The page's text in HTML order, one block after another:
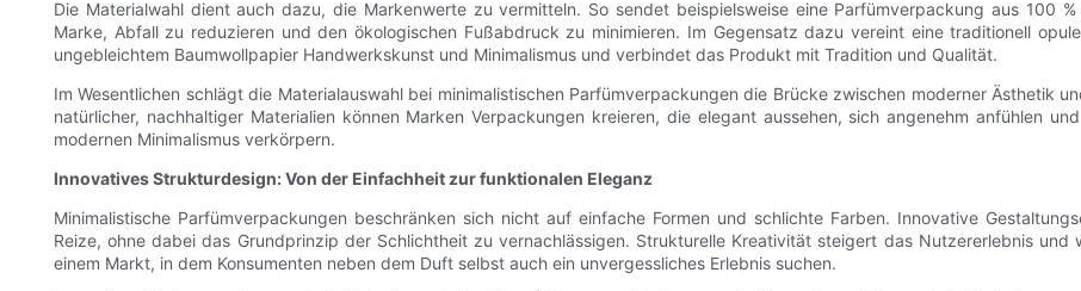
Die Materialwahl dient auch dazu, die Markenwerte zu vermitteln. So sendet beispielsweise eine Parfümverpackung aus 100
Marke, Abfall zu reduzieren und den ökologischen Fußabdruck zu minimieren. Im Gegensatz dazu vereint eine traditionell
ungebleichtem Baumwollpapier Handwerkskunst und Minimalismus und verbindet das Produkt mit Tradition und Qualität.
Im Wesentlichen schlägt die Materialauswahl bei minimalistischen Parfümverpackungen die Brücke zwischen moderner Ästhetik
natürlicher, nachhaltiger Materialien können Marken Verpackungen kreieren, die elegant aussehen, sich angenehm anfühlen
modernen Minimalismus verkörpern.
Innovatives Strukturdesign: Von der Einfachheit zur funktionalen Eleganz
Minimalistische Parfümverpackungen beschränken sich nicht auf einfache Formen und schlichte Farben. Innovative
Reize, ohne dabei das Grundprinzip der Schlichtheit zu vernachlässigen. Strukturelle Kreativität steigert das Nutzererlebnis
einem Markt, in dem Konsumenten neben dem Duft selbst auch ein unvergessliches Erlebnis suchen.